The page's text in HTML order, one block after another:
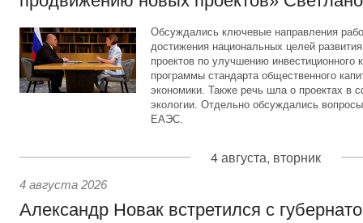
Обсуждались ключевые направления
достижения национальных целей
проектов по улучшению инвестиционного
программы стандарта общественного
экономики. Также речь шла о проектах в
экологии. Отдельно обсуждались
ЕАЭС.
4 августа, вторник
4 августа 2026
Александр Новак встретился с